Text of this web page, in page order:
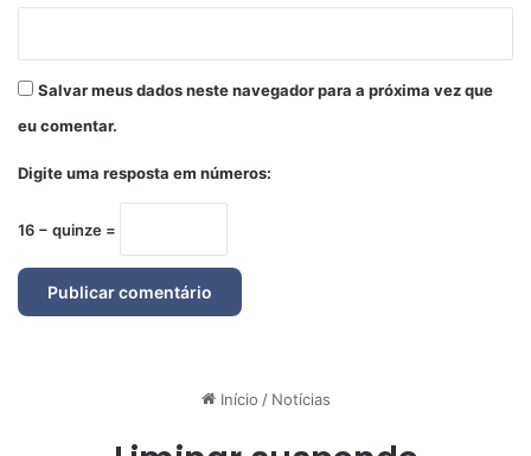
Salvar meus dados neste navegador para a próxima vez que
eu comentar.
Digite uma resposta em números:
16 − quinze =